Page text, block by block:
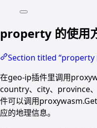
property 的使用
Section titled “property
在geo-ip插件里调用
country、city、province
件可以调用
应的地理信息。